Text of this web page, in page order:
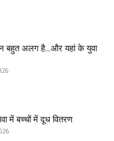
बहुत अलग है…और यहां के युवा
में बच्चों में दूध वितरण